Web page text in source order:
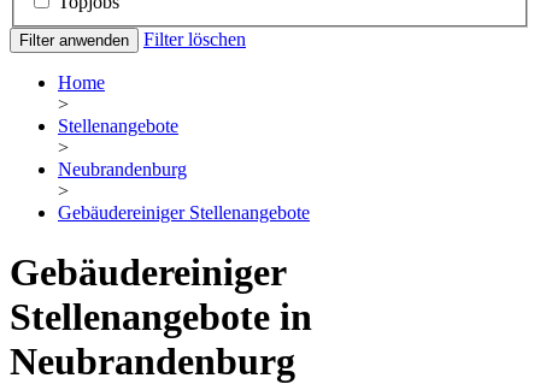
Filter anwenden Filter löschen
Home
>
Stellenangebote
>
Neubrandenburg
>
Gebäudereiniger Stellenangebote
Gebäudereiniger
Stellenangebote in
Neubrandenburg